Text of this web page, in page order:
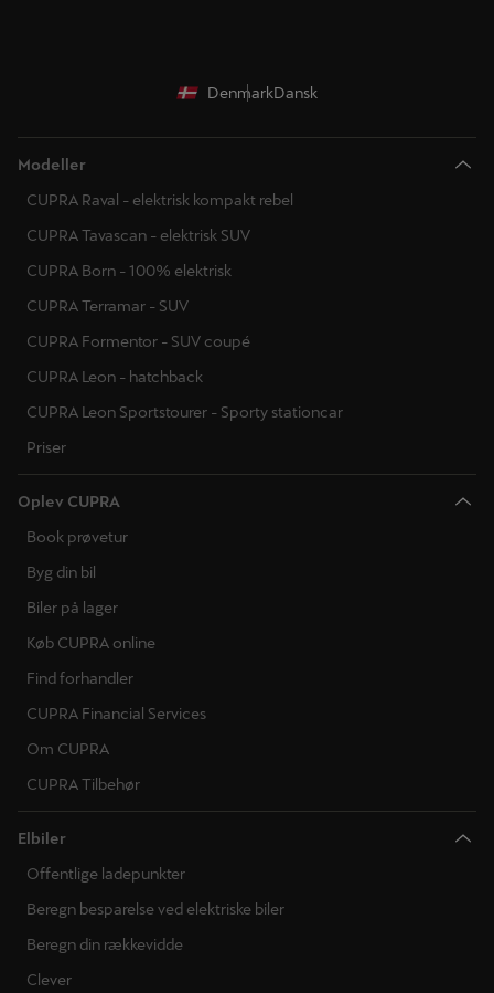
DenmarkDansk
Modeller
CUPRA Raval - elektrisk kompakt rebel
CUPRA Tavascan - elektrisk SUV
CUPRA Born - 100% elektrisk
CUPRA Terramar - SUV
CUPRA Formentor - SUV coupé
CUPRA Leon - hatchback
CUPRA Leon Sportstourer - Sporty stationcar
Priser
Oplev CUPRA
Book prøvetur
Byg din bil
Biler på lager
Køb CUPRA online
Find forhandler
CUPRA Financial Services
Om CUPRA
CUPRA Tilbehør
Elbiler
Offentlige ladepunkter
Beregn besparelse ved elektriske biler
Beregn din rækkevidde
Clever